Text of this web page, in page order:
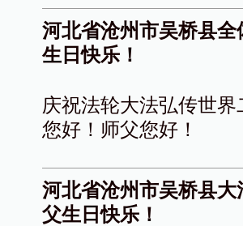
河北省沧州市吴桥县
生日快乐！
庆祝法轮大法弘传世
您好！师父您好！
河北省沧州市吴桥县
父生日快乐！